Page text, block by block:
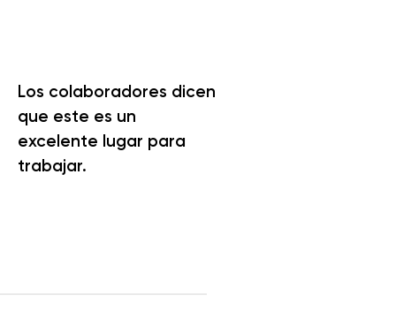
Los colaboradores dicen
que este es un
excelente lugar para
trabajar.